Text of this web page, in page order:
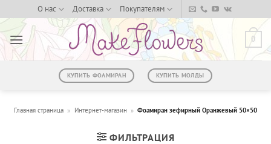
to
content
О нас Доставка Покупателям
0
КУПИТЬ ФОАМИРАН КУПИТЬ МОЛДЫ
Главная страница » Интернет-магазин » Фоамиран зефирный Оранжевый 50×50
ФИЛЬТРАЦИЯ